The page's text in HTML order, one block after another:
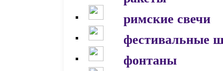
римские свечи
фестивальные
фонтаны